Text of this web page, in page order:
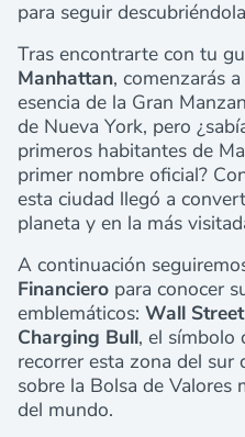
para seguir
Tras encontrarte con tu
Manhattan, comenzarás
esencia de la Gran
de Nueva York, pero
primeros habitantes de
primer nombre oficial?
esta ciudad llegó a
planeta y en la más
A continuación
Financiero para conocer
emblemáticos: Wall Street
Charging Bull, el símbolo
recorrer esta zona del sur
sobre la Bolsa de
del mundo.